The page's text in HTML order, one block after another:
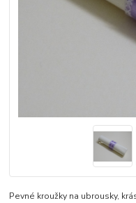
Pevné kroužky na ubrousky,